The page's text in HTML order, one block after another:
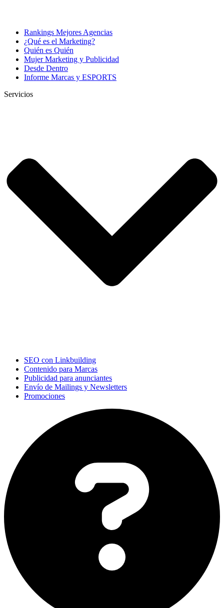
Rankings Mejores Agencias
¿Qué es el Marketing?
Quién es Quién
Mujer Marketing y Publicidad
Desde Dentro
Informe Marcas y ESPORTS
Servicios
SEO con Linkbuilding
Contenido para Marcas
Publicidad para anunciantes
Envío de Mailings y Newsletters
Promociones